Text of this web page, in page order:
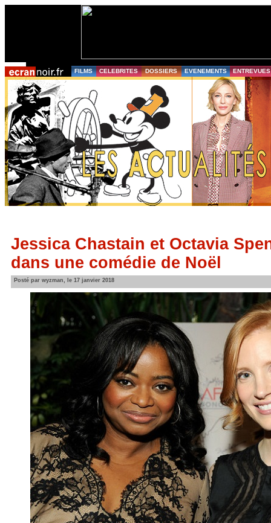
FILMS CELEBRITES DOSSIERS EVENEMENTS ENTREVUES
Jessica Chastain et Octavia
dans une comédie de Noël
Posté par wyzman, le 17 janvier 2018